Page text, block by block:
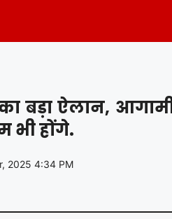
बड़ा ऐलान,
भी होंगे.
2025 4:34 PM